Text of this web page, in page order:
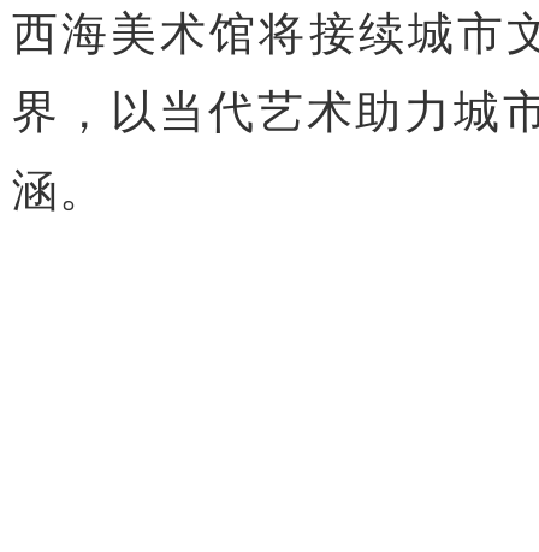
西海美术馆将接续城市
界，以当代艺术助力城
涵。